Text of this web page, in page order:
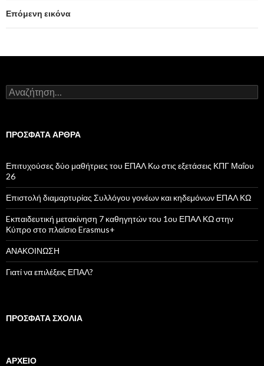
Επόμενη εικόνα
Α
ν
ή
σ
η
γ
ι
α
:
ΠΡΌΣΦΑΤΑ ΆΡΘΡΑ
Επιτυχούσες δύο μαθήτριες του ΕΠΑΛ Κω στις εξετάσεις ΚΠΓ Μαΐου
26
Επιστολή διαμαρτυρίας Συλλόγου γονέων και κηδεμόνων ΕΠΑΛ ΚΩ
Eκπαιδευτική μετακίνηση 7 καθηγητών του 1ου ΕΠΑΛ ΚΩ στην
Κύπρο στο πλαίσιο Erasmus+
ΑΝΑΚΟΙΝΩΣΗ
Γιατί να επιλέξεις ΕΠΑΛ?
ΠΡΌΣΦΑΤΑ ΣΧΌΛΙΑ
ΑΡΧΕΊΟ